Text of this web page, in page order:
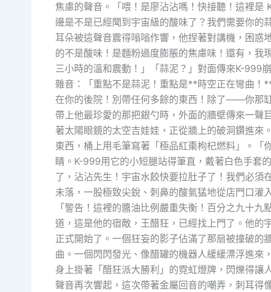
焦慮的聲音。「喂！是廖沾沾嗎！快接聽！這裡是
邊是不是已經聞到宇宙級的酸味了？我們需要你的
耳朵被這聲音震得嗡嗡作響，他捏著對講機，困惑
的不是酸味！是麵粉過度膨脹的焦慮味！還有，我
三小時的溫和震動！」「蒜泥？」對面傳來K-999
雜音：「重點不是蒜泥！重點是**時空正在彎曲！
在你的後院！別帶任何多餘的東西！除了——你那
帶上他最珍愛的那把銀勺時，外面的牆壁傳來一聲
著太陽眼鏡的太空吉娃娃，正從牆上的破洞鑽進來
東西，桶上用毛筆寫著「極品紅棗枸杞燃料」。
睛。K-999用它的小短腿站得筆直，戴著白色手套
了，沾沾先生！宇宙水餃快要拉肚子了！我們必須
未落，一股極致尖銳、刺鼻的酸氣猛地從店門口灌
「警告！這裡的醬油比例嚴重失衡！百分之九十
道，這是他的宿敵，王醋狂，已經找上門了。他的
正式開始了。一個狂妄的影子佔滿了那扇被撞破的
曲。一個閃閃發光、像醋罐的機器人緩緩漂浮進來
身上掛著「醋狂派大勝利」的霓虹燈牌，閃爍得讓
聲音再次響起，這次帶著金屬回音的嘲弄，刺耳得